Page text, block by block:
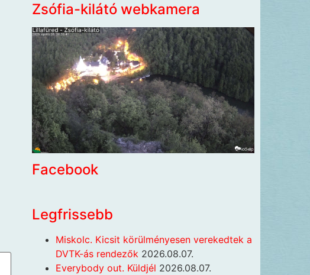
Zsófia-kilátó webkamera
Facebook
Legfrissebb
Miskolc. Kicsit körülményesen verekedtek a
DVTK-ás rendezők 2026.08.07.
Everybody out. Küldjél 2026.08.07.